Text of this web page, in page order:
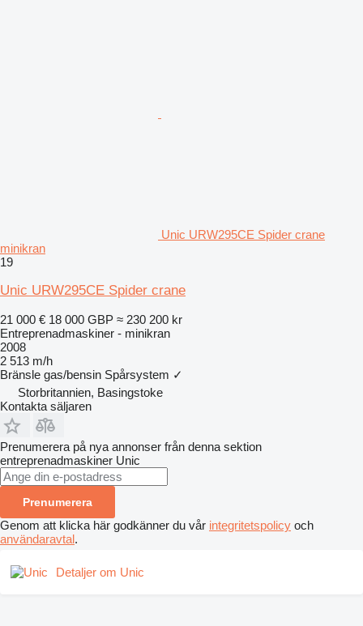
Unic URW295CE Spider crane
minikran
19
Unic URW295CE Spider crane
21 000 € 18 000 GBP ≈ 230 200 kr
Entreprenadmaskiner - minikran
2008
2 513 m/h
Bränsle gas/bensin Spårsystem ✓
Storbritannien, Basingstoke
Kontakta säljaren
Prenumerera på nya annonser från denna sektion
entreprenadmaskiner Unic
Prenumerera
Genom att klicka här godkänner du vår integritetspolicy och
användaravtal.
Detaljer om Unic